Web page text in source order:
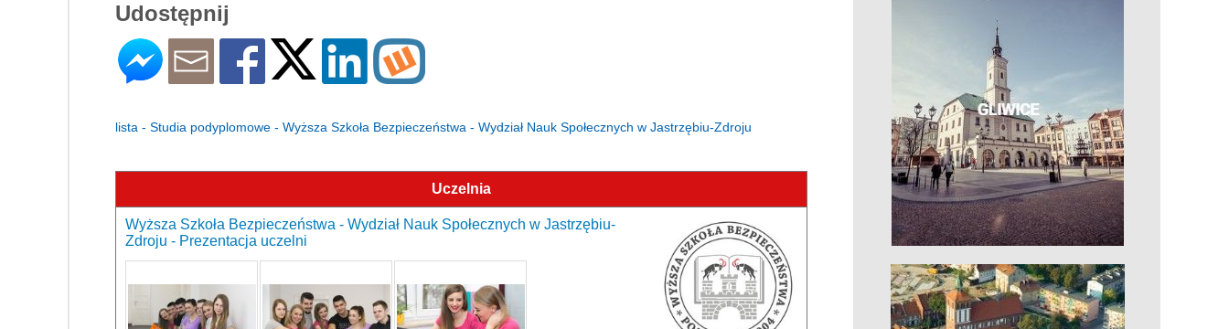
Udostępnij
lista - Studia podyplomowe - Wyższa Szkoła Bezpieczeństwa - Wydział Nauk Społecznych w Jastrzębiu-Zdroju
Uczelnia
Wyższa Szkoła Bezpieczeństwa - Wydział Nauk Społecznych w Jastrzębiu-
Zdroju - Prezentacja uczelni